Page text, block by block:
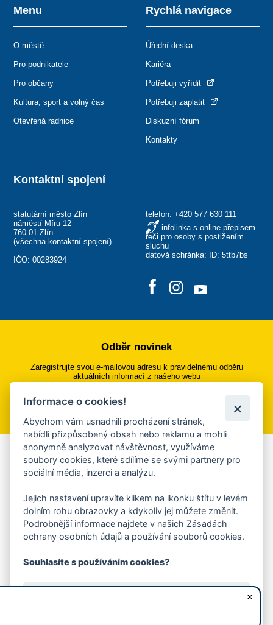
Kontaktní spojení
statutární město Zlín
náměstí Míru 12
760 01 Zlín
(všechna kontaktní spojení)
IČO: 00283924
telefon: +420 577 630 111
infolinka s online přepisem
řeči pro osoby s postižením
sluchu
datová schránka: ID: 5ttb7bs
Menu
O městě
Pro podnikatele
Pro občany
Kultura, sport a volný čas
Otevřená radnice
Rychlá navigace
Úřední deska
Kariéra
Potřebuji vyřídit
Potřebuji zaplatit
Diskuzní fórum
Kontakty
Odběr novinek
Zaregistrujte svou e-mailovou adresu k pravidelnému odběru
aktuálních informací z našeho webu
Přihlásit se k odběru
Aplikace Mobilní rozhlas
Chcete dostávat do svého mobilu či mailu upozornění na
ankety, pozvánky na kulturní a sportovní akce?
Více informací o aplikaci
© 2026 Magistrát města Zlína
Prohlášení o používání cookies
Informace o cookies!
Abychom vám usnadnili procházení stránek,
nabídli přizpůsobený obsah nebo reklamu a mohli
anonymně analyzovat návštěvnost, využíváme
soubory cookies, které sdílíme se svými partnery pro
sociální média, inzerci a analýzu.
Jejich nastavení upravíte klikem na ikonku štítu v levém
dolním rohu obrazovky a kdykoliv jej můžete změnit.
Podrobnější informace najdete v našich Zásadách
ochrany osobních údajů a používání souborů cookies.
Souhlasíte s používáním cookies?